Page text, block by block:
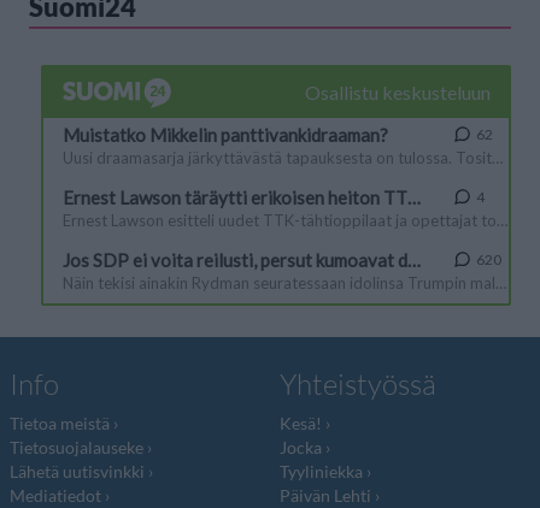
Suomi24
Info
Tietoa meistä
Tietosuojalauseke
Lähetä uutisvinkki
Mediatiedot
Yhteistyössä
Kesä!
Jocka
Tyyliniekka
Päivän Lehti